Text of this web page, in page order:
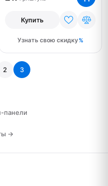
Купить
Узнать свою скидку
2 3
панели
→